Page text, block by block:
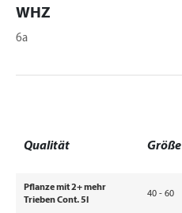
WHZ
6a
Qualität Größe
Pflanze mit 2+ mehr
Trieben Cont. 5l
40 - 60